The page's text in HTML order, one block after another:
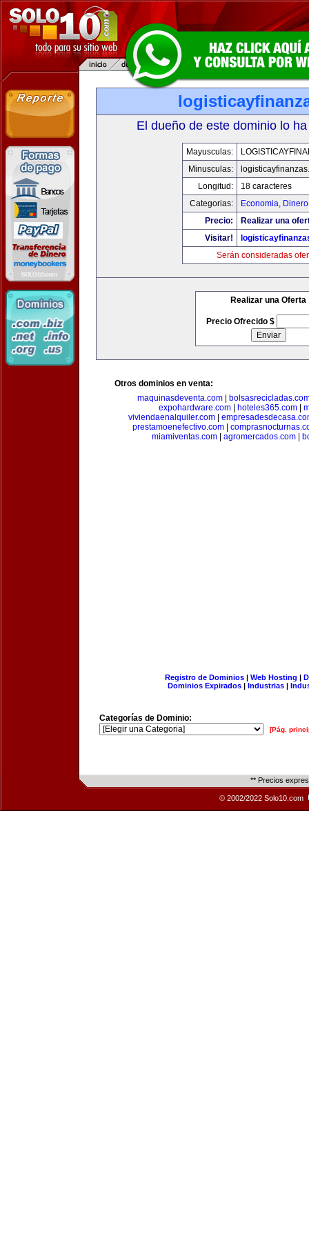
El dueño de este dominio lo
Mayusculas:
Minusculas:
Longitud:
18 caracteres
Categorias:
Economia,
Precio:
Realizar una
Visitar!
Serán consideradas
Realizar una Oferta
Precio Ofrecido $
Otros dominios en venta:
maquinasdeventa.com
expohardware.com| hoteles365.com|
viviendaenalquiler.com|
prestamoenefectivo.com
miamiventas.com
agromercados.com
Registro de Dominios| Web Hosting |
Dominios Expirados | Industrias |
Categorías de Dominio:
[Pág.
** Precios
© 2002/2022 Solo10.com